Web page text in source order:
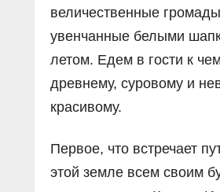
величественные
увенчанные белыми
летом. Едем в гости к
древнему, суровому и
красивому.
Первое, что встречает
этой земле всем своим